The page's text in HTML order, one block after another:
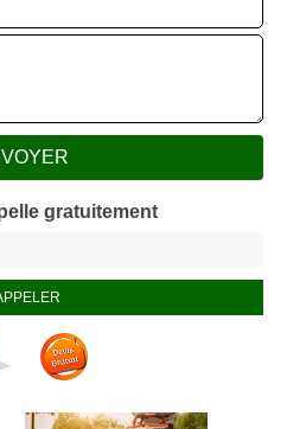
gratuitement